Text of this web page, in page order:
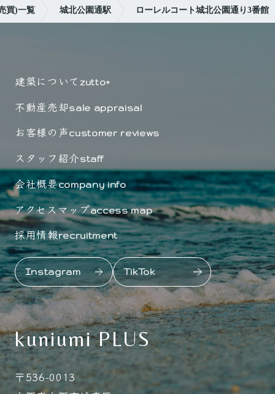
買)一覧 城北公園通駅 ローレルコート城北公園通り3番館
建築について zutto+
不動産売却sale appraisal
お客様の声customer reviews
スタッフ紹介staff
会社概要company info
アクセスマップaccess map
採用情報recruitment
Instagram TikTok
kuniumi PLUS
〒536-0013